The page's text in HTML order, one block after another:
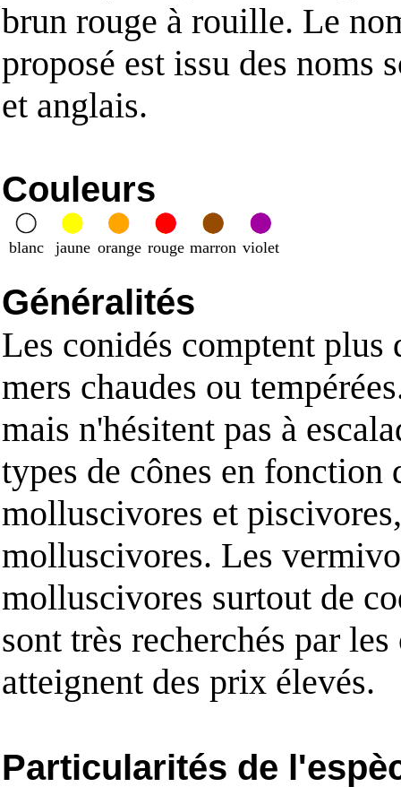
brun rouge à rouille. Le
proposé est issu des noms
et anglais.
Couleurs
blanc jaune orange rouge marron violet
Généralités
Les conidés comptent plus
mers chaudes ou
mais n'hésitent pas à
types de cônes en
molluscivores et
molluscivores. Les
molluscivores surtout de
sont très recherchés par
atteignent des prix élevés.
Particularités de